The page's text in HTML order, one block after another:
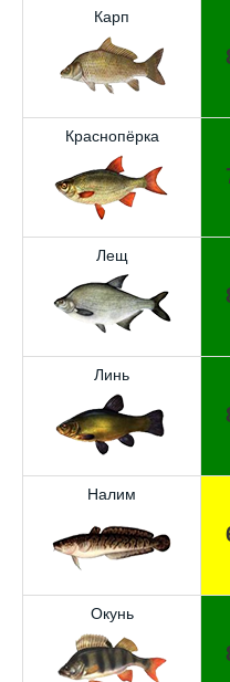
Карп
Краснопёрка
Лещ
Линь
Налим
Окунь
Отличный
щуку весом 5 кг.